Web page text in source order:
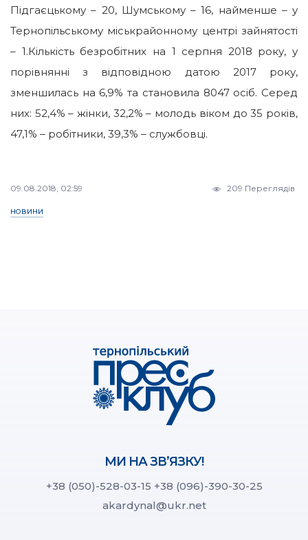
Підгаєцькому – 20, Шумському – 16, найменше – у
Тернопільському міськрайонному центрі зайнятості
– 1.Кількість безробітних на 1 серпня 2018 року, у
порівнянні з відповідною датою 2017року,
зменшилась на 6,9% та становила 8047осіб. Серед
них: 52,4% – жінки, 32,2% – молодь віком до 35 років,
47,1% – робітники, 39,3% – службовці.
09.08.2018, 02:59 209 Переглядів
НОВИНИ
МИ НА ЗВ’ЯЗКУ!
+38 (050)-528-03-15 +38 (096)-390-30-25
akardynal@ukr.net